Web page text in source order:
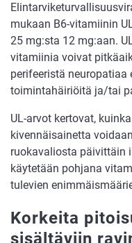
mukaan B6-vitamiinin
25 mg:sta 12 mg:aan.
vitamiinia voivat
perifeeristä
toimintahäiriöitä ja/tai
UL-arvot kertovat,
kivennäisainetta
ruokavaliosta päivittäin
käytetään pohjana
tulevien
Korkeita
sisältäviin